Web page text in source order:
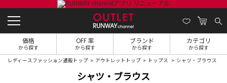
価格
から探す
OFF 率
から探す
ブランド
から探す
カテゴリ
から探す
レディースファッション通販トップ アウトレットトップ トップス シャツ・ブラウス
シャツ・ブラウス